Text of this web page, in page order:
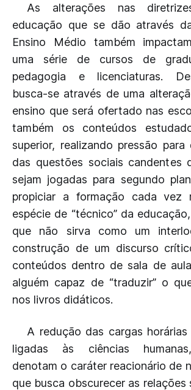
As alterações nas
educação que se dão através
Ensino Médio também
uma série de cursos de
pedagogia e licenciaturas.
busca-se através de uma
ensino que será ofertado nas
também os conteúdos
superior, realizando pressão
das questões sociais candentes
sejam jogadas para segundo
propiciar a formação cada vez
espécie de “técnico” da
que não sirva como um
construção de um discurso
conteúdos dentro de sala de
alguém capaz de “traduzir” o
nos livros didáticos.
A redução das cargas horárias
ligadas às ciências
denotam o caráter reacionário de
que busca obscurecer as relações